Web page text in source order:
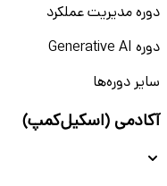
دوره مدیریت عملکرد
دوره Generative AI
سایر دوره‌ها
آکادمی (اسکیل‌کمپ)